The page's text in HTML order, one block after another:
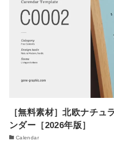
［無料素材］北欧ナチュ
ンダー［2026年版］
Calendar